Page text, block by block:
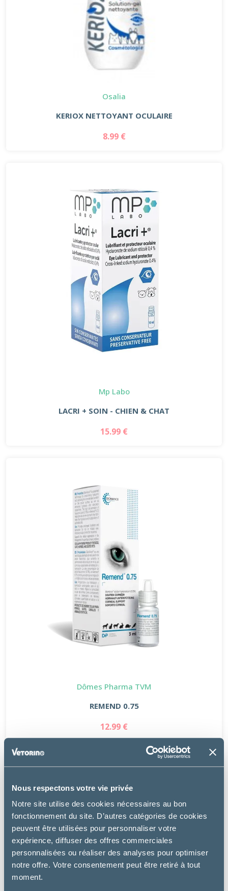
Nous respectons votre vie privée
Notre site utilise des cookies nécessaires au bon
fonctionnement du site. D’autres catégories de cookies
peuvent être utilisées pour personnaliser votre
expérience, diffuser des offres commerciales
personnalisées ou réaliser des analyses pour optimiser
notre offre. Votre consentement peut être retiré à tout
moment.
Osalia
KERIOX NETTOYANT OCULAIRE
8.99 €
Mp Labo
LACRI + SOIN - CHIEN & CHAT
15.99 €
Dômes Pharma TVM
REMEND 0.75
12.99 €